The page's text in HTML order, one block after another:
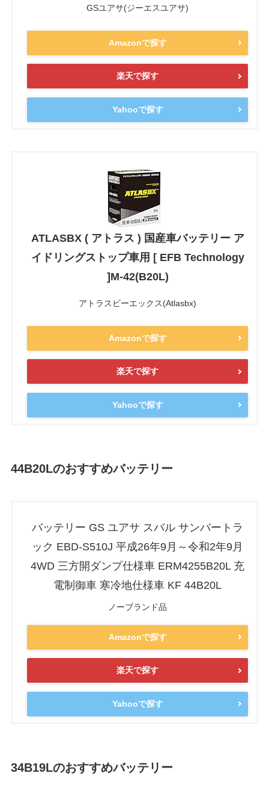
GSユアサ(ジーエスユアサ)
Amazonで探す
楽天で探す
Yahooで探す
ATLASBX ( アトラス ) 国産車バッテリー ア
イドリングストップ車用 [ EFB Technology
]M-42(B20L)
アトラスビーエックス(Atlasbx)
Amazonで探す
楽天で探す
Yahooで探す
44B20Lのおすすめバッテリー
バッテリー GS ユアサ スバル サンバートラ
ック EBD-S510J 平成26年9月～令和2年9月
4WD 三方開ダンプ仕様車 ERM4255B20L 充
電制御車 寒冷地仕様車 KF 44B20L
ノーブランド品
Amazonで探す
楽天で探す
Yahooで探す
34B19Lのおすすめバッテリー